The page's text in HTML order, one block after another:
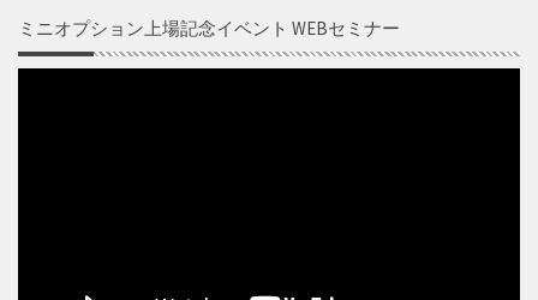
ミニオプション上場記念イベント WEBセミナー